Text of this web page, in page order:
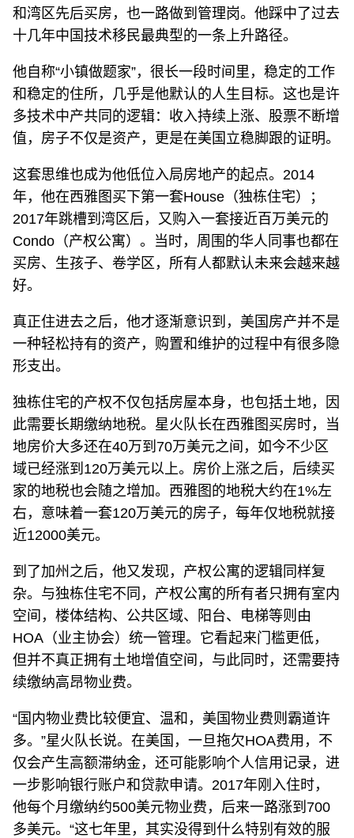
和湾区先后买房，也一路做到管理岗。他踩中了过去
十几年中国技术移民最典型的一条上升路径。
他自称“小镇做题家”，很长一段时间里，稳定的工作
和稳定的住所，几乎是他默认的人生目标。这也是许
多技术中产共同的逻辑：收入持续上涨、股票不断增
值，房子不仅是资产，更是在美国立稳脚跟的证明。
这套思维也成为他低位入局房地产的起点。2014
年，他在西雅图买下第一套House（独栋住宅）；
2017年跳槽到湾区后，又购入一套接近百万美元的
Condo（产权公寓）。当时，周围的华人同事也都在
买房、生孩子、卷学区，所有人都默认未来会越来越
好。
真正住进去之后，他才逐渐意识到，美国房产并不是
一种轻松持有的资产，购置和维护的过程中有很多隐
形支出。
独栋住宅的产权不仅包括房屋本身，也包括土地，因
此需要长期缴纳地税。星火队长在西雅图买房时，当
地房价大多还在40万到70万美元之间，如今不少区
域已经涨到120万美元以上。房价上涨之后，后续买
家的地税也会随之增加。西雅图的地税大约在1%左
右，意味着一套120万美元的房子，每年仅地税就接
近12000美元。
到了加州之后，他又发现，产权公寓的逻辑同样复
杂。与独栋住宅不同，产权公寓的所有者只拥有室内
空间，楼体结构、公共区域、阳台、电梯等则由
HOA（业主协会）统一管理。它看起来门槛更低，
但并不真正拥有土地增值空间，与此同时，还需要持
续缴纳高昂物业费。
“国内物业费比较便宜、温和，美国物业费则霸道许
多。”星火队长说。在美国，一旦拖欠HOA费用，不
仅会产生高额滞纳金，还可能影响个人信用记录，进
一步影响银行账户和贷款申请。2017年刚入住时，
他每个月缴纳约500美元物业费，后来一路涨到700
多美元。“这七年里，其实没得到什么特别有效的服